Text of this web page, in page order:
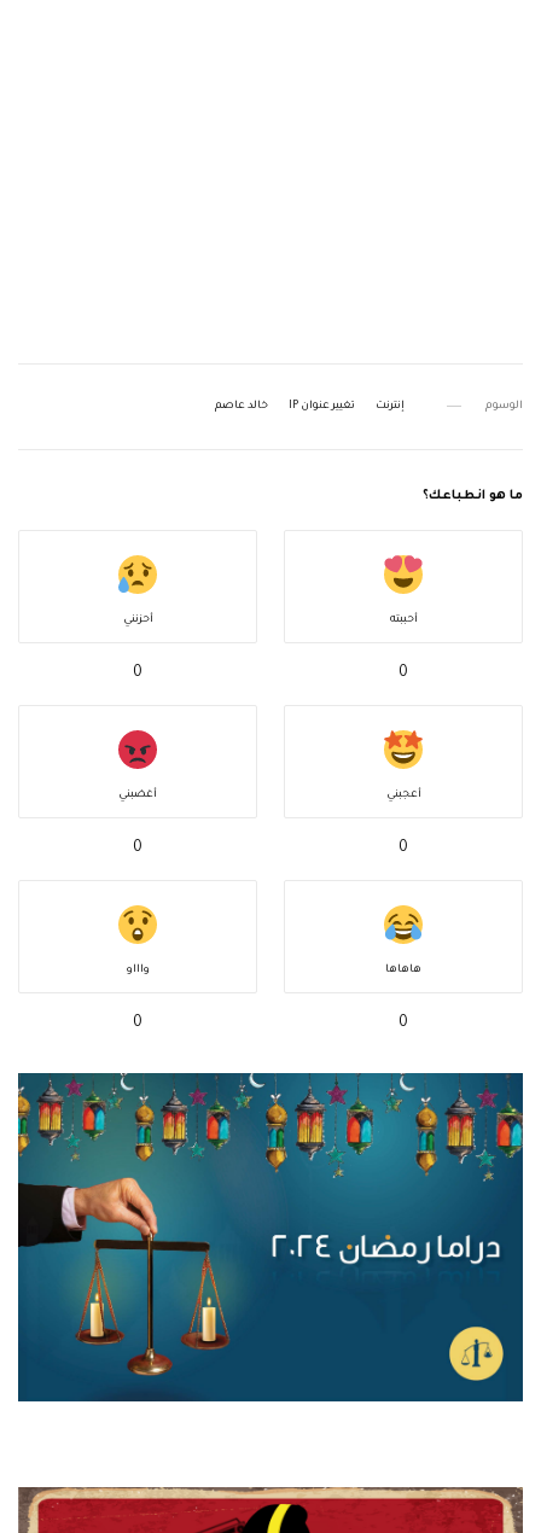
الوسوم إنترنت تغيير عنوان IP خالد عاصم
ما هو انطباعك؟
أحببته
0
أحزنني
0
أعجبني
0
أغضبني
0
هاهاها
0
واااو
0